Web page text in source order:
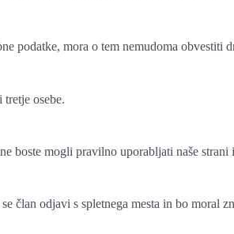
podatke, mora o tem nemudoma obvestiti
osebe.
boste mogli pravilno uporabljati naše
član odjavi s spletnega mesta in bo moral